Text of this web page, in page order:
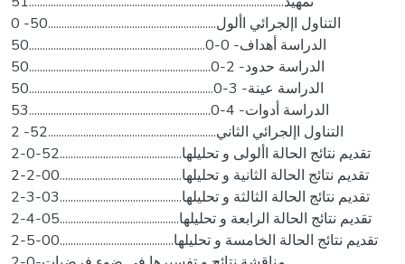
0 -التناول اإلجرائي األول..............................................................50
50.................................................................الدراسة أهداف- 0-0
50...................................................................الدراسة حدود- 2-0
50....................................................................الدراسة عينة- 3-0
53...................................................................الدراسة أدوات- 4-0
2 -التناول اإلجرائي الثاني..............................................................52
2-0-تقديم نتائج الحالة األولى و تحليلها.............................................52
2-2-تقديم نتائج الحالة الثانية و تحليلها.............................................00
2-3-تقديم نتائج الحالة الثالثة و تحليلها.............................................03
2-4-تقديم نتائج الحالة الرابعة و تحليلها............................................05
2-5-تقديم نتائج الحالة الخامسة و تحليلها..........................................00